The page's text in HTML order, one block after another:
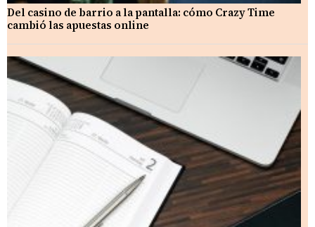
Del casino de barrio a la pantalla: cómo Crazy Time
cambió las apuestas online